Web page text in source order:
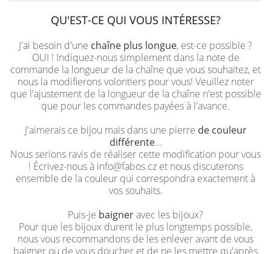
QU'EST-CE QUI VOUS INTÉRESSE?
J'ai besoin d'une chaîne plus longue, est-ce possible ?
OUI ! Indiquez-nous simplement dans la note de
commande la longueur de la chaîne que vous souhaitez, et
nous la modifierons volontiers pour vous! Veuillez noter
que l'ajustement de la longueur de la chaîne n'est possible
que pour les commandes payées à l'avance.
J'aimerais ce bijou mais dans une pierre de couleur
différente...
Nous serions ravis de réaliser cette modification pour vous
! Écrivez-nous à info@fabos.cz et nous discuterons
ensemble de la couleur qui correspondra exactement à
vos souhaits.
Puis-je baigneravec les bijoux?
Pour que les bijoux durent le plus longtemps possible,
nous vous recommandons de les enlever avant de vous
baigner ou de vous doucher et de ne les mettre qu'après